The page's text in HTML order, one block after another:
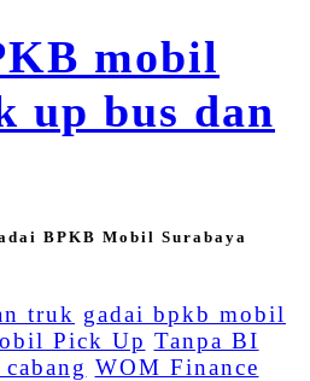
BPKB Mobil Surabaya
truk gadai bpkb mobil
Pick Up Tanpa BI
WOM Finance